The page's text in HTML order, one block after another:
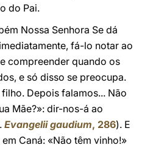
do Pai.
Nossa Senhora Se dá
fá-lo notar ao
compreender quando os
e só disso se preocupa.
Depois falamos... Não
Mãe?»: dir-nos-á ao
Evangelii gaudium, 286). E
Caná: «Não têm vinho!»